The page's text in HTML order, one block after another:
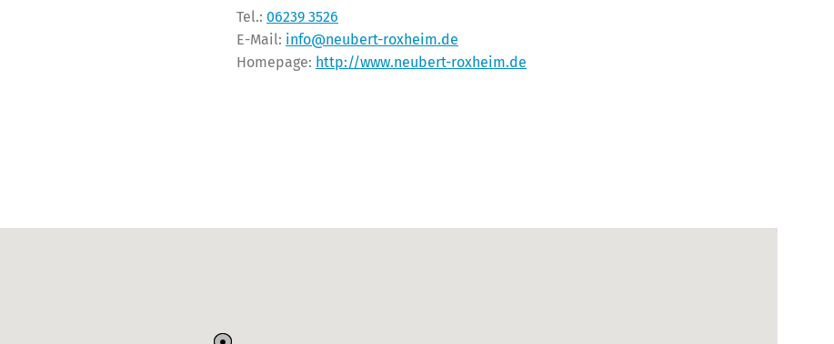
Tel.: 06239 3526
E-Mail: info@neubert-roxheim.de
Homepage: http://www.neubert-roxheim.de